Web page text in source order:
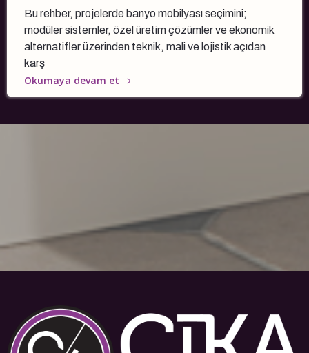
Bu rehber, projelerde banyo mobilyası seçimini;
modüler sistemler, özel üretim çözümler ve ekonomik
alternatifler üzerinden teknik, mali ve lojistik açıdan
karş
Okumaya devam et